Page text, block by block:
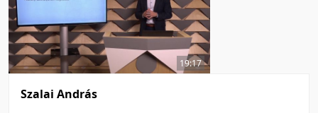
19:17
Szalai András